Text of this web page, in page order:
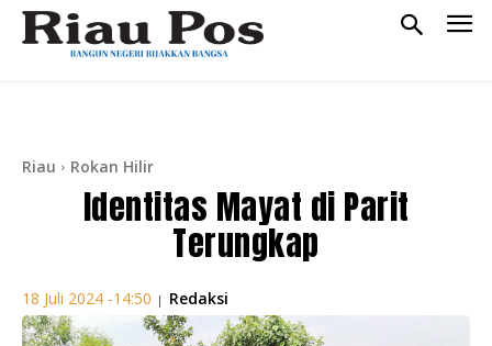
Riau Rokan Hilir
Identitas Mayat di Parit
Terungkap
18 Juli 2024 -14:50 | Redaksi